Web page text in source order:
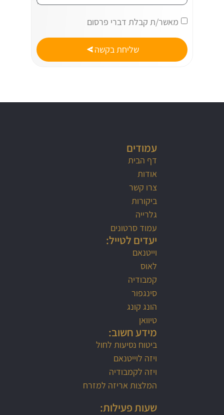
מאשר/ת קבלת דברי פרסום
שליחת בקשה
עמודים
דף הבית
אודות
צרו קשר
ביקורות
גלרייה
עמוד סרטונים
יעדים לטייל:
וייטנאם
לאוס
קמבודיה
סינגפור
הונג קונג
טיוואן
מידע חשוב:
ביטוח נסיעות לחול
ויזה לוייטנאם
ויזה לקמבודיה
המלצות אריזה למזרח
שעות פעילות: